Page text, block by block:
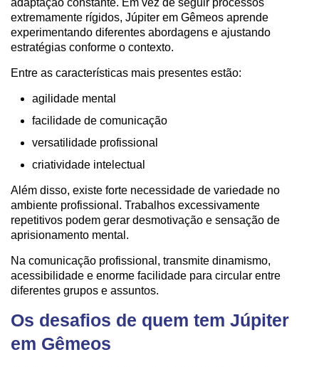
adaptação constante. Em vez de seguir processos
extremamente rígidos, Júpiter em Gêmeos aprende
experimentando diferentes abordagens e ajustando
estratégias conforme o contexto.
Entre as características mais presentes estão:
agilidade mental
facilidade de comunicação
versatilidade profissional
criatividade intelectual
Além disso, existe forte necessidade de variedade no
ambiente profissional. Trabalhos excessivamente
repetitivos podem gerar desmotivação e sensação de
aprisionamento mental.
Na comunicação profissional, transmite dinamismo,
acessibilidade e enorme facilidade para circular entre
diferentes grupos e assuntos.
Os desafios de quem tem Júpiter
em Gêmeos